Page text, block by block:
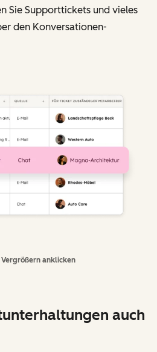
Sie Supporttickets und vieles
den Konversationen-
Vergrößern anklicken
auch